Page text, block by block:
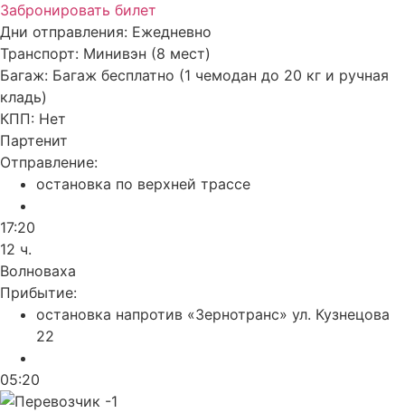
Забронировать билет
Дни отправления: Ежедневно
Транспорт: Минивэн (8 мест)
Багаж: Багаж бесплатно (1 чемодан до 20 кг и ручная
кладь)
КПП: Нет
Партенит
Отправление:
остановка по верхней трассе
17:20
12 ч.
Волноваха
Прибытие:
остановка напротив «Зернотранс» ул. Кузнецова
22
05:20